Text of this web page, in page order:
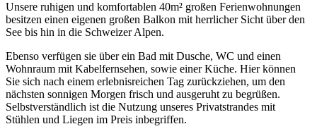
Unsere ruhigen und komfortablen 40m² großen Ferienwohnungen
besitzen einen eigenen großen Balkon mit herrlicher Sicht über den
See bis hin in die Schweizer Alpen.
Ebenso verfügen sie über ein Bad mit Dusche, WC und einen
Wohnraum mit Kabelfernsehen, sowie einer Küche. Hier können
Sie sich nach einem erlebnisreichen Tag zurückziehen, um den
nächsten sonnigen Morgen frisch und ausgeruht zu begrüßen.
Selbstverständlich ist die Nutzung unseres Privatstrandes mit
Stühlen und Liegen im Preis inbegriffen.